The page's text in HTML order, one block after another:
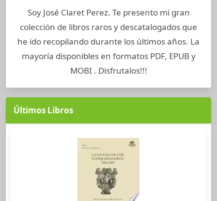
Soy José Claret Perez. Te presento mi gran
colección de libros raros y descatalogados que
he ido recopilando durante los últimos años. La
mayoría disponibles en formatos PDF, EPUB y
MOBI . Disfrutalos!!!
Últimos Libros